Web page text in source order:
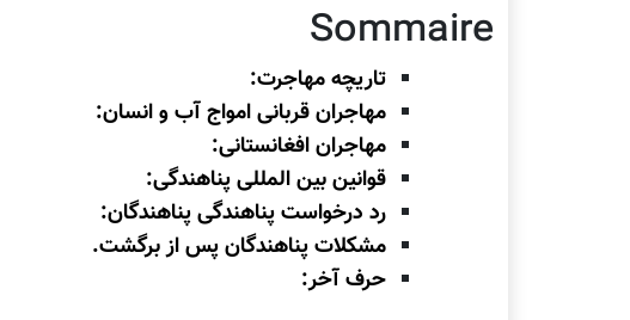
Sommaire
تاریچه مهاجرت:
مهاجران قربانی امواج آب و انسان:
مهاجران افغانستانی:
قوانین بین المللی پناهندگی:
رد درخواست پناهندگی پناهندگان:
مشکلات پناهندگان پس از برگشت.
حرف آخر: